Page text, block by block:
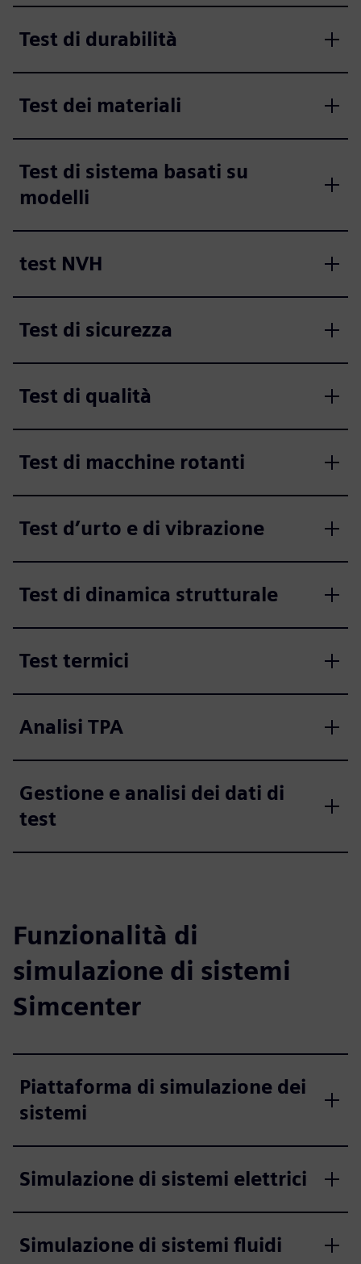
Test di durabilità
Test dei materiali
Test di sistema basati su
modelli
test NVH
Test di sicurezza
Test di qualità
Test di macchine rotanti
Test d’urto e di vibrazione
Test di dinamica strutturale
Test termici
Analisi TPA
Gestione e analisi dei dati di
test
Funzionalità di
simulazione di sistemi
Simcenter
Piattaforma di simulazione dei
sistemi
Simulazione di sistemi elettrici
Simulazione di sistemi fluidi